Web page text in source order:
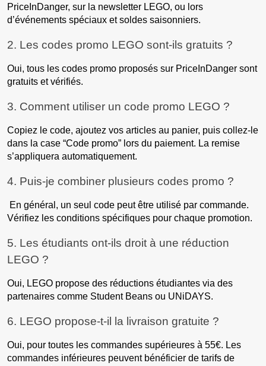
PriceInDanger, sur la newsletter LEGO, ou lors
d’événements spéciaux et soldes saisonniers.
2. Les codes promo LEGO sont-ils gratuits ?
Oui, tous les codes promo proposés sur PriceInDanger sont
gratuits et vérifiés.
3. Comment utiliser un code promo LEGO ?
Copiez le code, ajoutez vos articles au panier, puis collez-le
dans la case “Code promo” lors du paiement. La remise
s’appliquera automatiquement.
4. Puis-je combiner plusieurs codes promo ?
En général, un seul code peut être utilisé par commande.
Vérifiez les conditions spécifiques pour chaque promotion.
5. Les étudiants ont-ils droit à une réduction
LEGO ?
Oui, LEGO propose des réductions étudiantes via des
partenaires comme Student Beans ou UNiDAYS.
6. LEGO propose-t-il la livraison gratuite ?
Oui, pour toutes les commandes supérieures à 55€. Les
commandes inférieures peuvent bénéficier de tarifs de